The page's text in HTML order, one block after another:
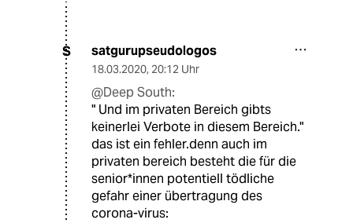
S satgurupseudologos
18.03.2020, 20:12 Uhr
@Deep South:
" Und im privaten Bereich gibts
keinerlei Verbote in diesem Bereich."
das ist ein fehler.denn auch im
privaten bereich besteht die für die
senior*innen potentiell tödliche
gefahr einer übertragung des
corona-virus: